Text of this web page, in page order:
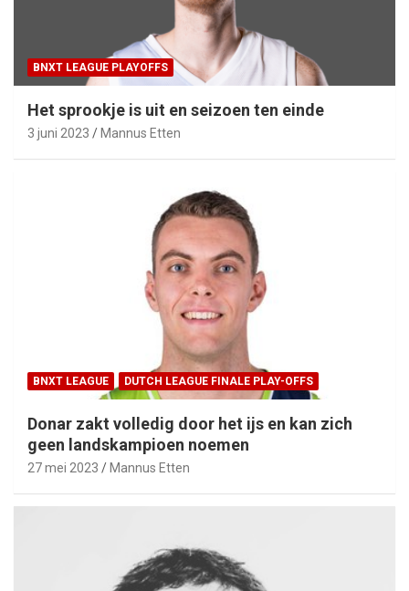
BNXT LEAGUE PLAYOFFS
Het sprookje is uit en seizoen ten einde
3 juni 2023 Mannus Etten
BNXT LEAGUE DUTCH LEAGUE FINALE PLAY-OFFS
Donar zakt volledig door het ijs en kan zich
geen landskampioen noemen
27 mei 2023 Mannus Etten